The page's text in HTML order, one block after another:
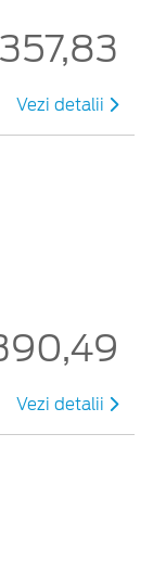
Vezi detalii
Vezi detalii